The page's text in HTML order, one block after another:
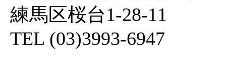
練馬区桜台1-28-11
TEL (03)3993-6947